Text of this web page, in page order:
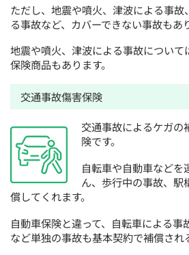
ただし、地震や噴火、津波による事故
る事故など、カバーできない事故もあ
地震や噴火、津波による事故について
保険商品もあります。
交通事故傷害保険
交通事故によるケガの
険です。
自転車や自動車などを
ん、歩行中の事故、駅
償してくれます。
自動車保険と違って、自転車による事
など単独の事故も基本契約で補償され